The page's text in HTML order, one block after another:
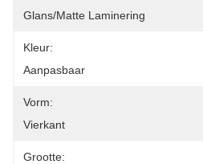
Glans/matte Laminering
Kleur:
Aanpasbaar
Vorm:
Vierkant
Grootte: